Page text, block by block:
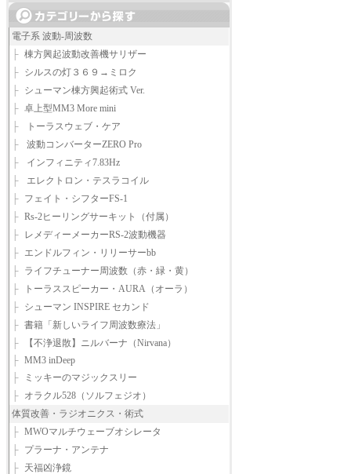
電子系 波動-周波数
├ 棟方興起波動改善機サリザー
├ シルスの灯３６９→ミロク
├ シューマン棟方興起術式 Ver.
├ 卓上型MM3 More mini
├
トーラスウェブ・ケア
├
波動コンバーターZERO Pro
├
インフィニティ7.83Hz
├
エレクトロン・テスラコイル
├ フェイト・シフターFS-1
├ Rs-2ヒーリングサーキット（付属）
├
レメディーメーカーRS-2波動機器
├ エンドルフィン・リリーサーbb
├ ライフチューナー周波数（赤・緑・黄）
├
トーラススピーカー・AURA（オーラ）
├ シューマン INSPIRE セカンド
├ 書籍「新しいライフ周波数療法」
├
【不浄退散】ニルバーナ（Nirvana）
├ MM3 inDeep
├
ミッキーのマジックスリー
├ オラクル528（ソルフェジオ）
体質改善・ラジオニクス・術式
├ MWOマルチウェーブオシレータ
├ プラーナ・アンテナ
├ 天福凶浄鏡